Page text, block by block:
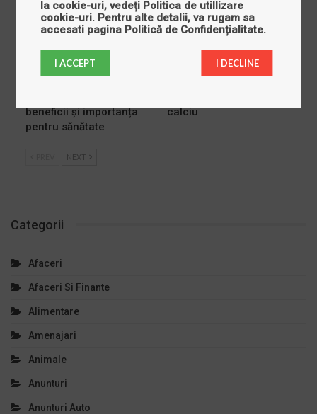
SANATATE
beneficii și importanța
pentru sănătate
SANATATE
calciu
NEXT
Categorii
Afaceri
Afaceri Si Finante
Alimentare
Amenajari
Animale
Anunturi
Anunturi Auto
la cookie-uri, vedeți Politica de utillizare
cookie-uri. Pentru alte detalii, va rugam sa
accesati pagina Politică de Confidențialitate.
I ACCEPT I DECLINE